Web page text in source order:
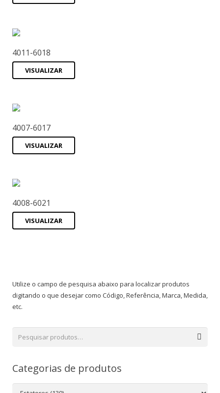
4011-6018
VISUALIZAR
4007-6017
VISUALIZAR
4008-6021
VISUALIZAR
Utilize o campo de pesquisa abaixo para localizar produtos
digitando o que desejar como Código, Referência, Marca, Medida,
etc.
Categorias de produtos